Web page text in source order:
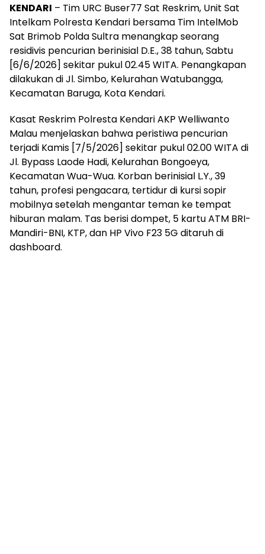
KENDARI – Tim URC Buser77 Sat Reskrim, Unit Sat
Intelkam Polresta Kendari bersama Tim IntelMob
Sat Brimob Polda Sultra menangkap seorang
residivis pencurian berinisial D.E., 38 tahun, Sabtu
[6/6/2026] sekitar pukul 02.45 WITA. Penangkapan
dilakukan di Jl. Simbo, Kelurahan Watubangga,
Kecamatan Baruga, Kota Kendari.
Kasat Reskrim Polresta Kendari AKP Welliwanto
Malau menjelaskan bahwa peristiwa pencurian
terjadi Kamis [7/5/2026] sekitar pukul 02.00 WITA di
Jl. Bypass Laode Hadi, Kelurahan Bongoeya,
Kecamatan Wua-Wua. Korban berinisial L.Y., 39
tahun, profesi pengacara, tertidur di kursi sopir
mobilnya setelah mengantar teman ke tempat
hiburan malam. Tas berisi dompet, 5 kartu ATM BRI-
Mandiri-BNI, KTP, dan HP Vivo F23 5G ditaruh di
dashboard.